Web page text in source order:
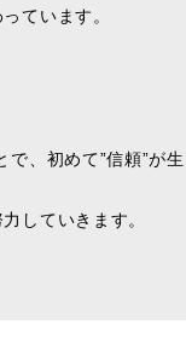
ています。
で、初めて”信頼”が生
していきます。